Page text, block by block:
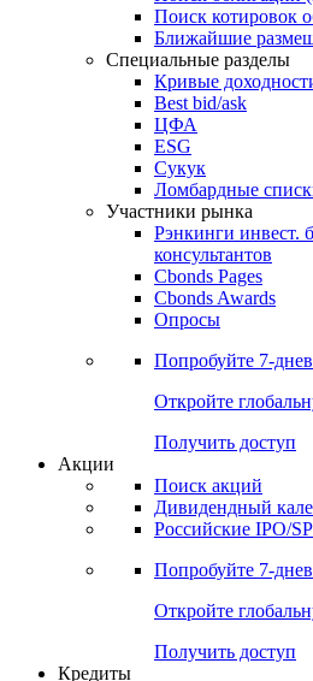
Облигации
Поиски
Поиск облигаций
Поиск облигаций
Поиск котировок
Ближайшие
Специальные разделы
Кривые доходности
Best bid/ask
ЦФА
ESG
Сукук
Ломбардные списки
Участники рынка
Рэнкинги инвест.
Cbonds Pages
Опросы
Попробуйте7-
Откройте
Получить доступ
Поиск акций
Российские IPO/
Попробуйте7-